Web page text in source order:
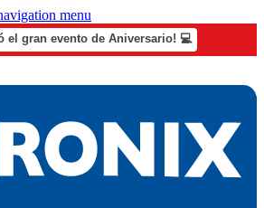
menu
el gran evento de Aniversario! 💻